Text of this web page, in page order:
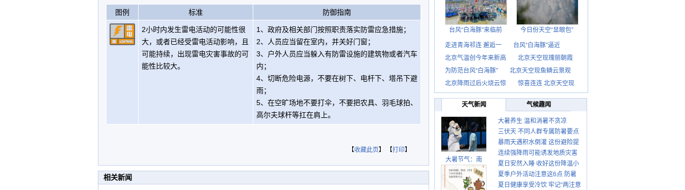
图例 标准 防御指南
2小时内发生雷电活动的可能性很
大，或者已经受雷电活动影响，且
可能持续，出现雷电灾害事故的可
能性比较大。
1、政府及相关部门按照职责落实防雷应急措施；
2、人员应当留在室内，并关好门窗；
3、户外人员应当躲入有防雷设施的建筑物或者汽车
内；
4、切断危险电源，不要在树下、电杆下、塔吊下避
雨；
5、在空旷场地不要打伞，不要把农具、羽毛球拍、
高尔夫球杆等扛在肩上。
【收藏此页】 【打印】
相关新闻
台风“白海豚”来临前 今日份天空“显眼包”
走进青海祁连 邂逅一
台风“白海豚”逼近
北京气温创今年来新高
北京天空现瑰丽朝霞
为防范台风“白海豚”
北京天空现鱼鳞云景观
北京降雨过后火烧云惊
惊喜连连 北京天空现
天气新闻 气候趣闻
大暑节气：南
大暑养生 温和消暑不贪凉
三伏天 不同人群专属防暑要点
请收好
暴雨天遇积水倒灌 这份避险提
示请收好
连续强降雨可能诱发地质灾害
这些前兆要知道
夏日安然入睡 收好这份降温小
贴士
夏季户外活动注意这6点 防暑
健身两不误
夏日健康享受冷饮 牢记“两注意